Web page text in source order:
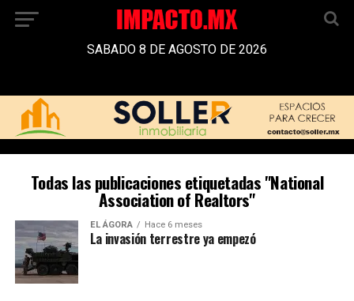
SABADO 8 DE AGOSTO DE 2026
Todas las publicaciones etiquetadas "National
Association of Realtors"
EL ÁGORA Hace 6 meses
La invasión terrestre ya empezó